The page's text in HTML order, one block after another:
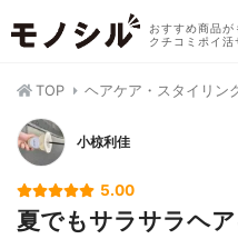
おすすめ商品が
クチコミポイ活
TOP ヘアケア・スタイリン
小椋利佳
5.00
夏でもサラサラヘ